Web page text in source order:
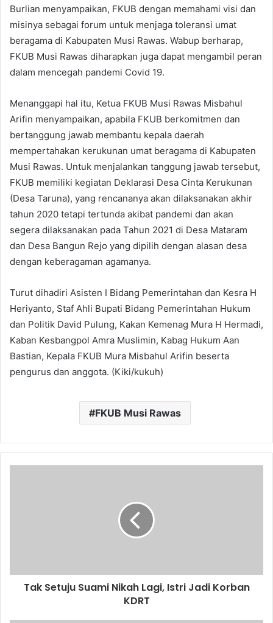
Burlian menyampaikan, FKUB dengan memahami visi dan
misinya sebagai forum untuk menjaga toleransi umat
beragama di Kabupaten Musi Rawas. Wabup berharap,
FKUB Musi Rawas diharapkan juga dapat mengambil peran
dalam mencegah pandemi Covid 19.
Menanggapi hal itu, Ketua FKUB Musi Rawas Misbahul
Arifin menyampaikan, apabila FKUB berkomitmen dan
bertanggung jawab membantu kepala daerah
mempertahakan kerukunan umat beragama di Kabupaten
Musi Rawas. Untuk menjalankan tanggung jawab tersebut,
FKUB memiliki kegiatan Deklarasi Desa Cinta Kerukunan
(Desa Taruna), yang rencananya akan dilaksanakan akhir
tahun 2020 tetapi tertunda akibat pandemi dan akan
segera dilaksanakan pada Tahun 2021 di Desa Mataram
dan Desa Bangun Rejo yang dipilih dengan alasan desa
dengan keberagaman agamanya.
Turut dihadiri Asisten I Bidang Pemerintahan dan Kesra H
Heriyanto, Staf Ahli Bupati Bidang Pemerintahan Hukum
dan Politik David Pulung, Kakan Kemenag Mura H Hermadi,
Kaban Kesbangpol Amra Muslimin, Kabag Hukum Aan
Bastian, Kepala FKUB Mura Misbahul Arifin beserta
pengurus dan anggota. (Kiki/kukuh)
FKUB Musi Rawas
Tak Setuju Suami Nikah Lagi, Istri Jadi Korban
KDRT